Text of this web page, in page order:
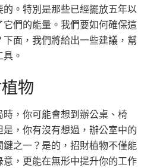
。特別是那些已經擺放五年以
它們的能量。我們要如何確保這
面，我們將給出一些建議，幫
。
物
，你可能會想到辦公桌、椅
，你有沒有想過，辦公室中的
之一？是的，招財植物不僅能
，更能在無形中提升你的工作